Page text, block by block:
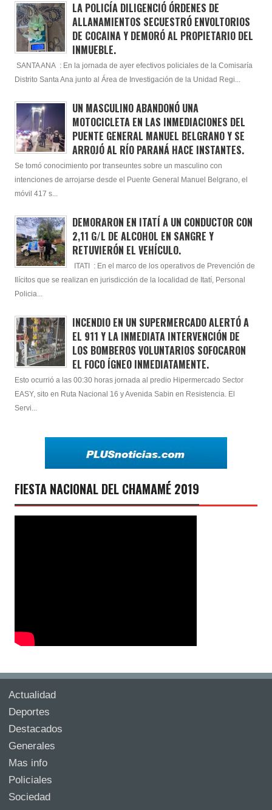
LA POLICÍA DILIGENCIÓ ÓRDENES DE
ALLANAMIENTOS SECUESTRÓ ENVOLTORIOS
DE COCAINA Y DEMORÓ AL PROPIETARIO DEL
INMUEBLE.
SANTA ANA : En la jornada de ayer efectivos policiales de la Comisaría
Distrito Santa Ana junto al Área de Investigación de la Unidad Regi...
UN MASCULINO ABANDONÓ UNA
MOTOCICLETA EN LAS INMEDIACIONES DEL
PUENTE GENERAL MANUEL BELGRANO Y SE
ARROJÓ AL RÍO PARANÁ HACE INSTANTES.
Se tomó conocimiento por transeuntes sobre un masculino con
intenciones de arrojarse desde el Puente General Manuel Belgrano, el
móvil 417 s...
DEMORARON EN ITATÍ A UN CONDUCTOR CON
2,11 G/L DE ALCOHOL EN SANGRE Y
RETUVIERÓN EL VEHÍCULO.
ITATI : En el marco de los operativos de Prevención de
Ilícitos que se realizan en jurisdicción de la localidad de Itatí, Personal
Policia...
INCENDIO EN UN SUPERMERCADO ALERTÓ A
EL 911 Y LA INMEDIATA INTERVENCIÓN DE
LOS BOMBEROS VOLUNTARIOS SOFOCARON
EL FOCO ÍGNEO INMEDIATAMENTE.
Esto ocurrió a las 00:30 horas jornada al predio Hipermercado Sector
EASY, sito en Ruta Nacional 16 y Avenida Sabin en Resistencia. El
Servi...
FIESTA NACIONAL DEL CHAMAMÉ 2019
Actualidad
Deportes
Destacados
Generales
Mas info
Policiales
Sociedad